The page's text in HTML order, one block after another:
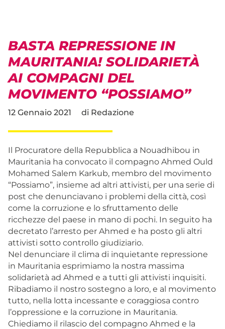
BASTA REPRESSIONE IN
MAURITANIA! SOLIDARIETÀ
AI COMPAGNI DEL
MOVIMENTO “POSSIAMO”
12 Gennaio 2021 di Redazione
Il Procuratore della Repubblica a Nouadhibou in
Mauritania ha convocato il compagno Ahmed Ould
Mohamed Salem Karkub, membro del movimento
“Possiamo”, insieme ad altri attivisti, per una serie di
post che denunciavano i problemi della città, così
come la corruzione e lo sfruttamento delle
ricchezze del paese in mano di pochi. In seguito ha
decretato l’arresto per Ahmed e ha posto gli altri
attivisti sotto controllo giudiziario.
Nel denunciare il clima di inquietante repressione
in Mauritania esprimiamo la nostra massima
solidarietà ad Ahmed e a tutti gli attivisti inquisiti.
Ribadiamo il nostro sostegno a loro, e al movimento
tutto, nella lotta incessante e coraggiosa contro
l’oppressione e la corruzione in Mauritania.
Chiediamo il rilascio del compagno Ahmed e la